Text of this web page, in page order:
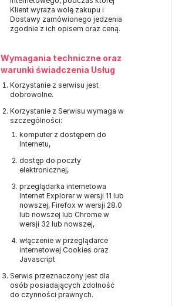
Klient wyraża wolę zakupu i
Dostawy zamówionego jedzenia
zgodnie z ich opisem oraz ceną.
Wymagania techniczne oraz
warunki świadczenia Usług
Korzystanie z serwisu jest
dobrowolne.
Korzystanie z Serwisu wymaga w
szczególności:
komputer z dostępem do
Internetu,
dostęp do poczty
elektronicznej,
przeglądarka internetowa
Internet Explorer w wersji 11 lub
nowszej, Firefox w wersji 28.0
lub nowszej lub Chrome w
wersji 32 lub nowszej,
włączenie w przeglądarce
internetowej Cookies oraz
Javascript
Serwis przeznaczony jest dla
osób posiadających zdolność
do czynności prawnych.